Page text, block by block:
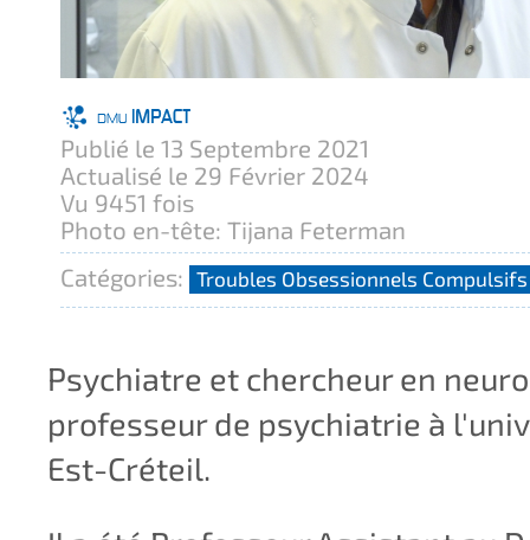
Publié le 13 Septembre 2021
Actualisé le 29 Février 2024
Vu 9451 fois
Photo en-tête: Tijana Feterman
Catégories:
Troubles Obsessionnels Compulsifs
Psychiatre et chercheur en
professeur de psychiatrie à
Est-Créteil.